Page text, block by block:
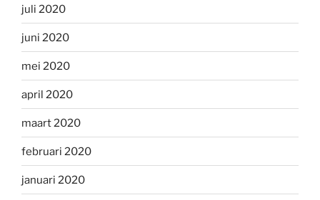
juli 2020
juni 2020
mei 2020
april 2020
maart 2020
februari 2020
januari 2020